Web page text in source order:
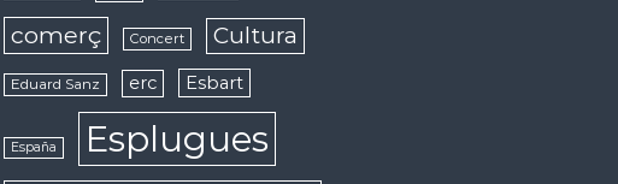
comerç Concert Cultura
Eduard Sanz erc Esbart
España Esplugues